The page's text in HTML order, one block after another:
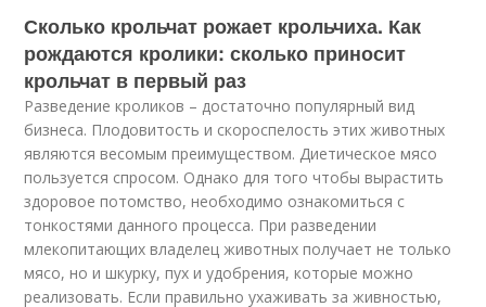
Сколько крольчат рожает крольчиха. Как
рождаются кролики: сколько приносит
крольчат в первый раз
Разведение кроликов – достаточно популярный вид
бизнеса. Плодовитость и скороспелость этих животных
являются весомым преимуществом. Диетическое мясо
пользуется спросом. Однако для того чтобы вырастить
здоровое потомство, необходимо ознакомиться с
тонкостями данного процесса. При разведении
млекопитающих владелец животных получает не только
мясо, но и шкурку, пух и удобрения, которые можно
реализовать. Если правильно ухаживать за живностью,